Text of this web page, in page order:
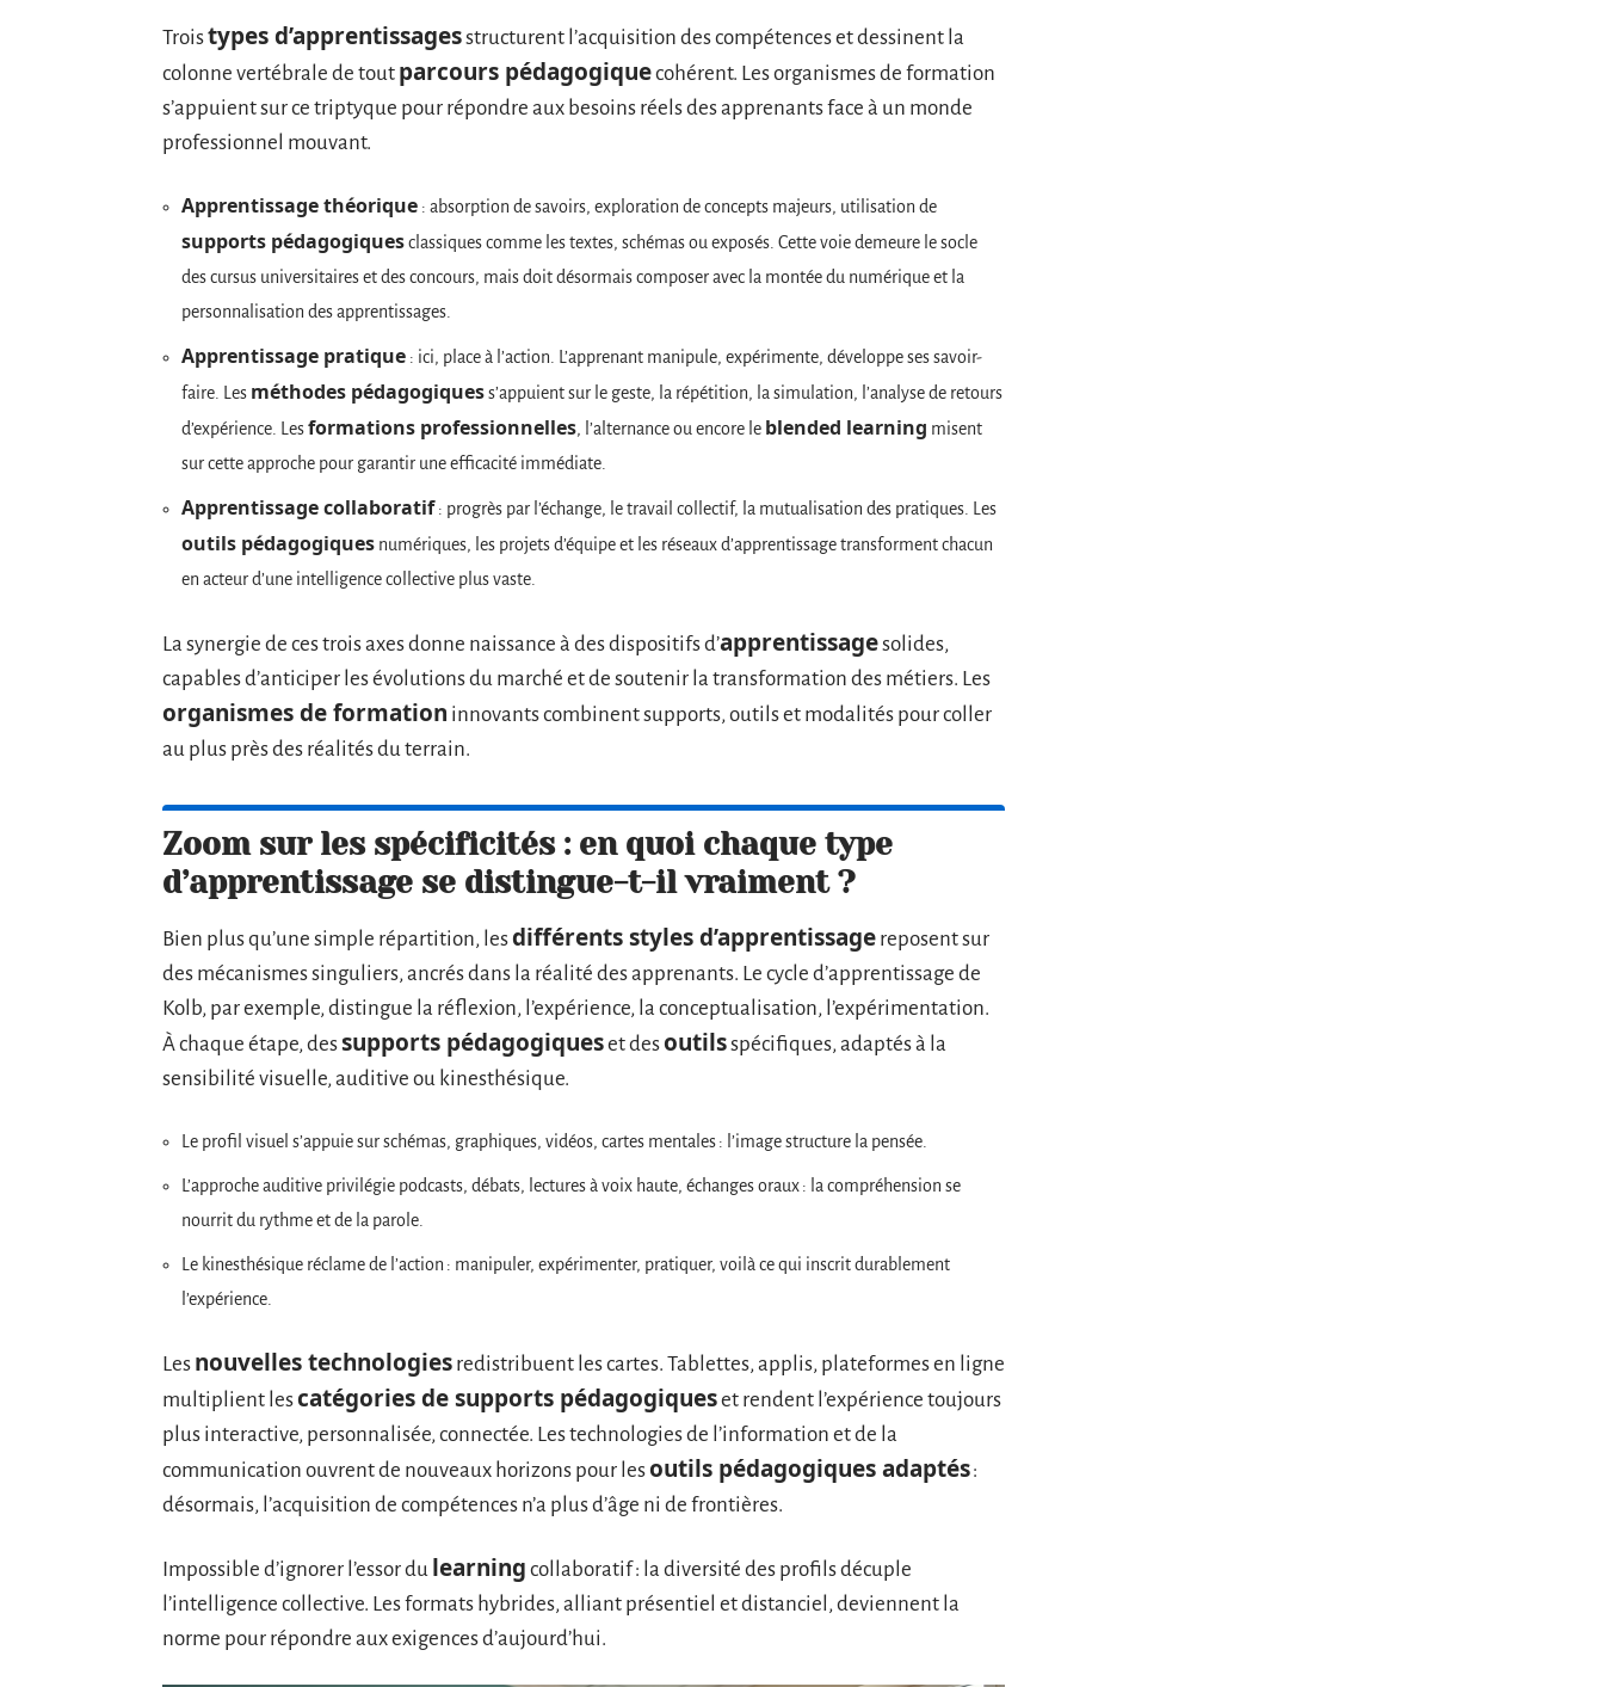
Troistypes d’apprentissagesstructurent l’acquisition des compétences et dessinent la
colonne vertébrale de tout parcours pédagogiquecohérent. Les organismes de formation
s’appuient sur ce triptyque pour répondre aux besoins réels des apprenants face à un monde
professionnel mouvant.
Apprentissage théorique : absorption de savoirs, exploration de concepts majeurs, utilisation de
supports pédagogiquesclassiques comme les textes, schémas ou exposés. Cette voie demeure le socle
des cursus universitaires et des concours, mais doit désormais composer avec la montée du numérique et la
personnalisation des apprentissages.
Apprentissage pratique : ici, place à l’action. L’apprenant manipule, expérimente, développe ses savoir-
faire. Les méthodes pédagogiquess’appuient sur le geste, la répétition, la simulation, l’analyse de retours
d’expérience. Lesformations professionnelles, l’alternance ou encore le blended learning misent
sur cette approche pour garantir une efficacité immédiate.
Apprentissage collaboratif: progrès par l’échange, le travail collectif, la mutualisation des pratiques. Les
outils pédagogiques numériques, les projets d’équipe et les réseaux d’apprentissage transforment chacun
en acteur d’une intelligence collective plus vaste.
La synergie de ces trois axes donne naissance à des dispositifs d’apprentissagesolides,
capables d’anticiper les évolutions du marché et de soutenir la transformation des métiers. Les
organismes de formation innovants combinent supports, outils et modalités pour coller
au plus près des réalités du terrain.
Zoom sur les spécificités : en quoi chaque type
d’apprentissage se distingue-t-il vraiment ?
Bien plus qu’une simple répartition, lesdifférents styles d’apprentissage reposent sur
des mécanismes singuliers, ancrés dans la réalité des apprenants. Le cycle d’apprentissage de
Kolb, par exemple, distingue la réflexion, l’expérience, la conceptualisation, l’expérimentation.
À chaque étape, dessupports pédagogiqueset desoutilsspécifiques, adaptés à la
sensibilité visuelle, auditive ou kinesthésique.
Le profil visuel s’appuie sur schémas, graphiques, vidéos, cartes mentales : l’image structure la pensée.
L’approche auditive privilégie podcasts, débats, lectures à voix haute, échanges oraux : la compréhension se
nourrit du rythme et de la parole.
Le kinesthésique réclame de l’action : manipuler, expérimenter, pratiquer, voilà ce qui inscrit durablement
l’expérience.
Les nouvelles technologies redistribuent les cartes. Tablettes, applis, plateformes en ligne
multiplient lescatégories de supports pédagogiqueset rendent l’expérience toujours
plus interactive, personnalisée, connectée. Les technologies de l’information et de la
communication ouvrent de nouveaux horizons pour lesoutils pédagogiques adaptés:
désormais, l’acquisition de compétences n’a plus d’âge ni de frontières.
Impossible d’ignorer l’essor du learning collaboratif : la diversité des profils décuple
l’intelligence collective. Les formats hybrides, alliant présentiel et distanciel, deviennent la
norme pour répondre aux exigences d’aujourd’hui.